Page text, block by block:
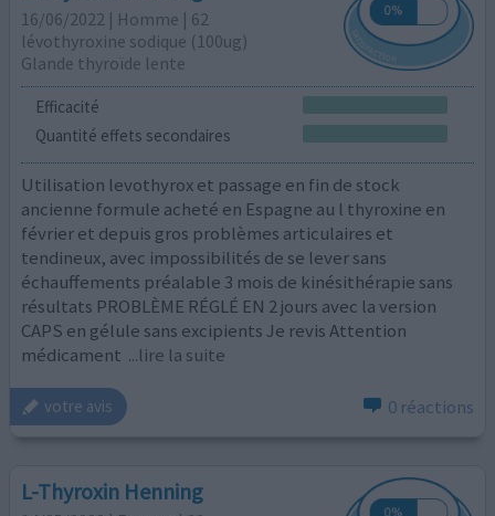
16/06/2022 | Homme | 62
lévothyroxine sodique (100ug)
Glande thyroïde lente
Efficacité
Quantité effets secondaires
Utilisation levothyrox et passage en fin de stock
ancienne formule acheté en Espagne au l thyroxine en
février et depuis gros problèmes articulaires et
tendineux, avec impossibilités de se lever sans
échauffements préalable 3 mois de kinésithérapie sans
résultats PROBLÈME RÉGLÉ EN 2 jours avec la version
CAPS en gélule sans excipients Je revis Attention
médicament ...lire la suite
votre avis 0 réactions
L-Thyroxin Henning